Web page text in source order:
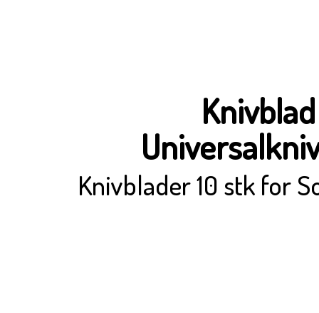
Knivblader 10 stk for